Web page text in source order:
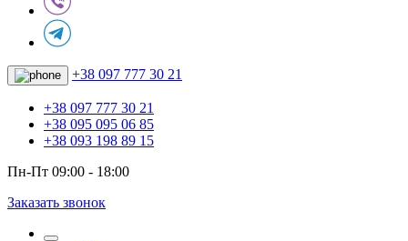
+38 097 777 30 21
+38 097 777 30 21
+38 095 095 06 85
+38 093 198 89 15
Пн-Пт 09:00 - 18:00
Заказать звонок